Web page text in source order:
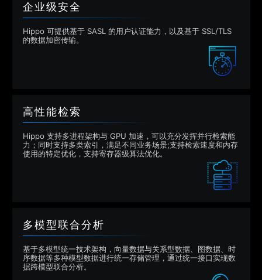
企业级安全
Hippo 可提供基于 SASL 的用户认证能力，以及基于 SSL/TLS
的数据加密传输。
高性能检索
Hippo 支持多进程架构与 GPU 加速，可以充分发挥并行检索能
力；同时支持多类索引，满足不同业务场景;支持检索速度和内存
使用的特定优化，支持寄存器级算法优化。
多模型联合分析
基于多模型统一技术架构，向量数据与关系型数据、图数据、时
序数据等多种模型数据进行统一存储管理，通过统一接口实现数
据跨模型联合分析。